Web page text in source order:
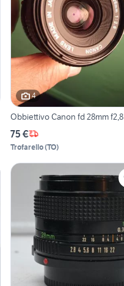
4
Obbiettivo Canon fd 28mm f2,8
75 €
Trofarello(TO)